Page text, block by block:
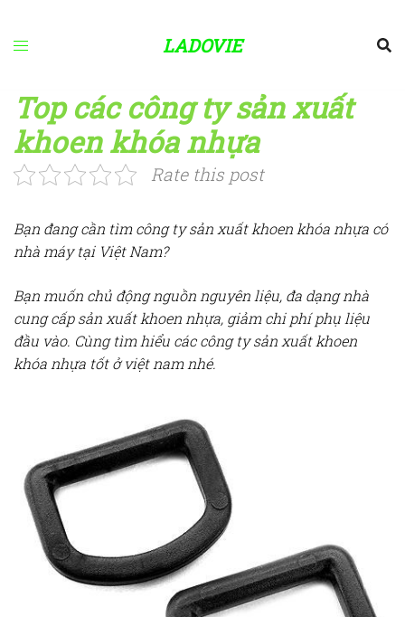
content
LADOVIE
Top các công ty sản xuất
khoen khóa nhựa
Rate this post
Bạn đang cần tìm công ty sản xuất khoen khóa nhựa có
nhà máy tại Việt Nam?
Bạn muốn chủ động nguồn nguyên liệu, đa dạng nhà
cung cấp sản xuất khoen nhựa, giảm chi phí phụ liệu
đầu vào. Cùng tìm hiểu các công ty sản xuất khoen
khóa nhựa tốt ở việt nam nhé.